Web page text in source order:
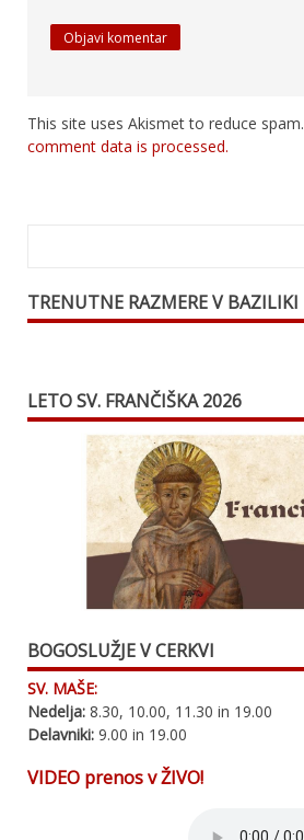
This site uses Akismet to reduce spam.
comment data is processed.
TRENUTNE RAZMERE V BAZILIKI
LETO SV. FRANČIŠKA 2026
BOGOSLUŽJE V CERKVI
SV. MAŠE:
Nedelja: 8.30, 10.00, 11.30 in 19.00
Delavniki: 9.00 in 19.00
VIDEO prenos v ŽIVO!